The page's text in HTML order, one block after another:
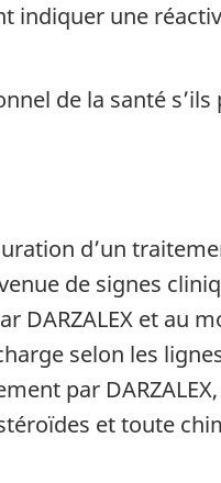
indiquer une
de la santé
d’un
de signes
et au
selon les
par
et toute